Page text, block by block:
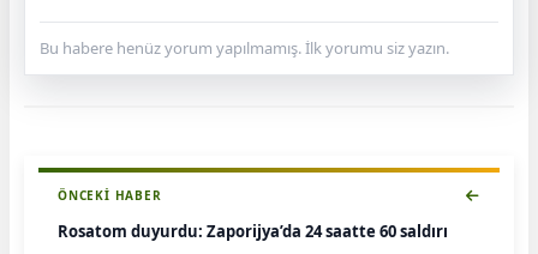
Bu habere henüz yorum yapılmamış. İlk yorumu siz yazın.
ÖNCEKI HABER
Rosatom duyurdu: Zaporijya’da 24 saatte 60 saldırı